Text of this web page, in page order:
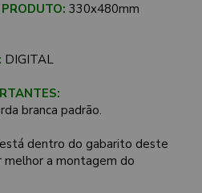
330x480mm
DIGITAL
branca padrão.
dentro do gabarito deste
a montagem do